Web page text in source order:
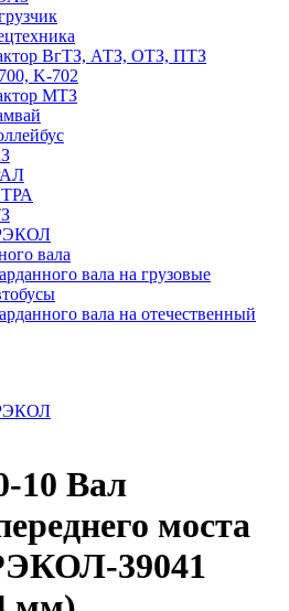
ВгТЗ, АТЗ, ОТЗ, ПТЗ
K-702
МТЗ
вала
вала на грузовые
вала на отечественный
10 Вал
моста
39041